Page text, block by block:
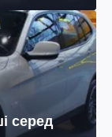
серед